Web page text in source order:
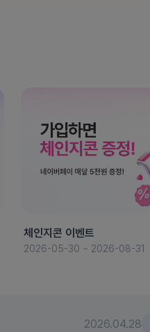
체인지콘 이벤트
2026-05-30 ~ 2026-08-31
2026.04.28